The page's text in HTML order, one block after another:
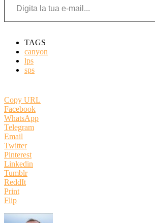
TAGS
canyon
lps
sps
Copy URL
Facebook
WhatsApp
Telegram
Email
Twitter
Pinterest
Linkedin
Tumblr
ReddIt
Print
Flip